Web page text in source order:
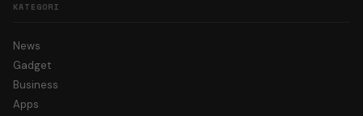
KATEGORI
News
Gadget
Business
Apps